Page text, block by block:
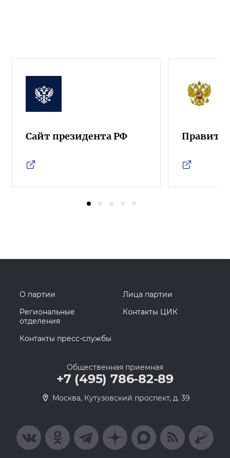
Сайт президента РФ
О партии
Лица партии
Региональные
отделения
Контакты ЦИК
Контакты пресс-службы
Общественная приемная
+7 (495) 786-82-89
Москва, Кутузовский проспект, д. 39